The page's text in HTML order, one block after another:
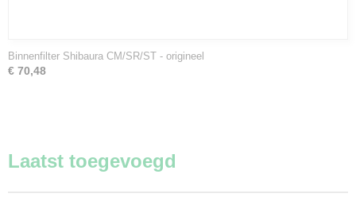
Binnenfilter Shibaura CM/SR/ST - origineel
€ 70,48
Laatst toegevoegd